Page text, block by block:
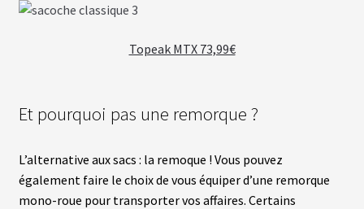
Topeak MTX 73,99€
Et pourquoi pas une remorque ?
L’alternative aux sacs : la remoque ! Vous pouvez
également faire le choix de vous équiper d’une remorque
mono-roue pour transporter vos affaires. Certains